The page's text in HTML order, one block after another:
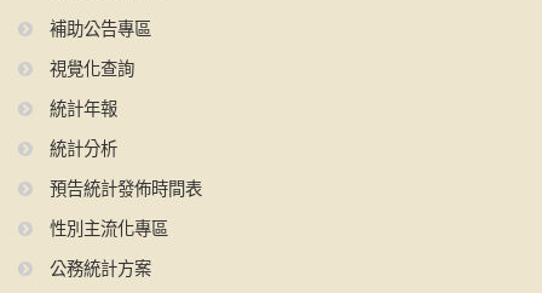
補助公告專區
視覺化查詢
統計年報
統計分析
預告統計發佈時間表
性別主流化專區
公務統計方案